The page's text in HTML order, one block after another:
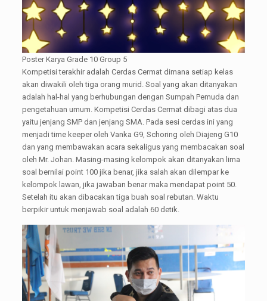
Poster Karya Grade 10 Group 5
Kompetisi terakhir adalah Cerdas Cermat dimana setiap kelas
akan diwakili oleh tiga orang murid. Soal yang akan ditanyakan
adalah hal-hal yang berhubungan dengan Sumpah Pemuda dan
pengetahuan umum. Kompetisi Cerdas Cermat dibagi atas dua
yaitu jenjang SMP dan jenjang SMA. Pada sesi cerdas ini yang
menjadi time keeper oleh Vanka G9, Schoring oleh Diajeng G10
dan yang membawakan acara sekaligus yang membacakan soal
oleh Mr. Johan. Masing-masing kelompok akan ditanyakan lima
soal bernilai point 100 jika benar, jika salah akan dilempar ke
kelompok lawan, jika jawaban benar maka mendapat point 50.
Setelah itu akan dibacakan tiga buah soal rebutan. Waktu
berpikir untuk menjawab soal adalah 60 detik.